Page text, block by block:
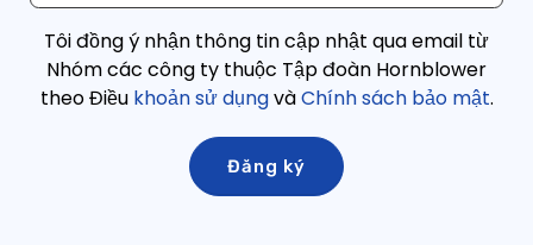
Tôi đồng ý nhận thông tin cập nhật qua email từ
Nhóm các công ty thuộc Tập đoàn Hornblower
theo Điều khoản sử dụngvàChính sách bảo mật.